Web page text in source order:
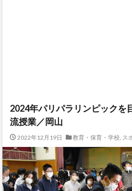
2024年パリパラリンピックを
流授業／岡山
2022年12月19日 教育・保育・学校, ス